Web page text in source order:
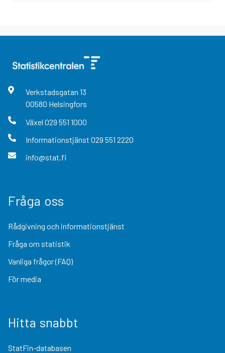
Verkstadsgatan 13
00580 Helsingfors
Växel 029 551 1000
Informationstjänst 029 551 2220
info@stat.fi
Fråga oss
Rådgivning och informationstjänst
Fråga om statistik
Vanliga frågor (FAQ)
För media
Hitta snabbt
StatFin-databasen